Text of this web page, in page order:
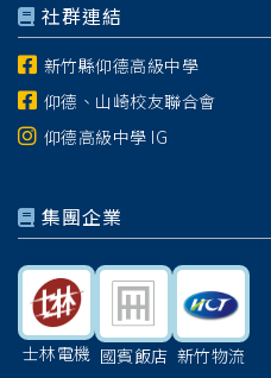
社群連結
新竹縣仰德高級中學
仰德、山崎校友聯合會
仰德高級中學 IG
集團企業
士林電機 國賓飯店 新竹物流